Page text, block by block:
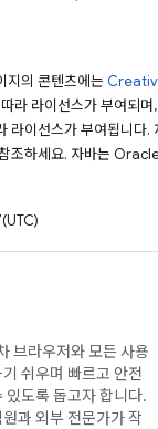
지의 콘텐츠에는
라 라이선스가 부여되며
라이선스가 부여됩니다.
조하세요. 자바는
브라우저와 모든 사용
쉬우며 빠르고 안전
있도록 돕고자 합니다.
과 외부 전문가가 작